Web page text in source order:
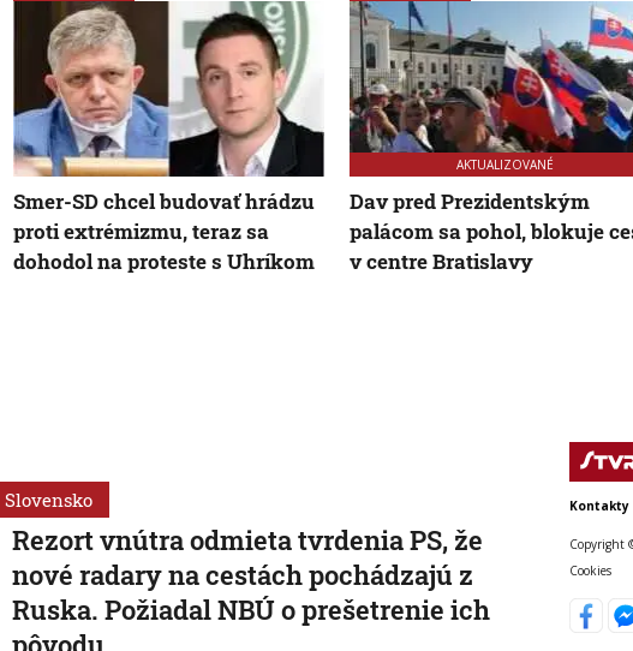
Smer-SD chcel budovať hrádzu
proti extrémizmu, teraz sa
dohodol na proteste s Uhríkom
AKTUALIZOVANÉ
Dav pred Prezidentským
palácom sa pohol, blokuje
v centre Bratislavy
Slovensko
Rezort vnútra odmieta tvrdenia PS, že
nové radary na cestách pochádzajú z
Ruska. Požiadal NBÚ o prešetrenie ich
Kontakty
Copyright
Cookies